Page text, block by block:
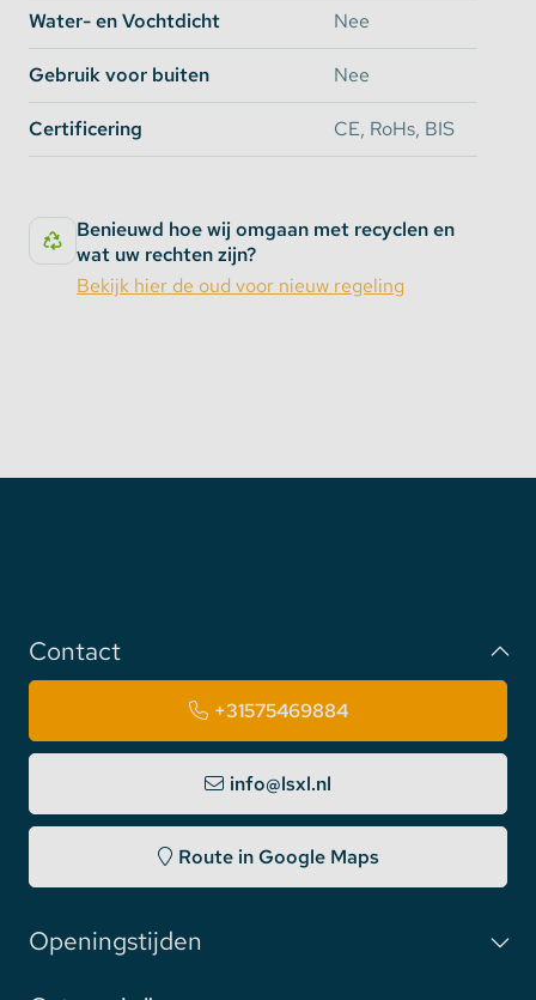
Water- en Vochtdicht Nee
Gebruik voor buiten Nee
Certificering CE, RoHs, BIS
Benieuwd hoe wij omgaan met recyclen en
wat uw rechten zijn?
Bekijk hier de oud voor nieuw regeling
Contact
+31575469884
info@lsxl.nl
Route in Google Maps
Openingstijden